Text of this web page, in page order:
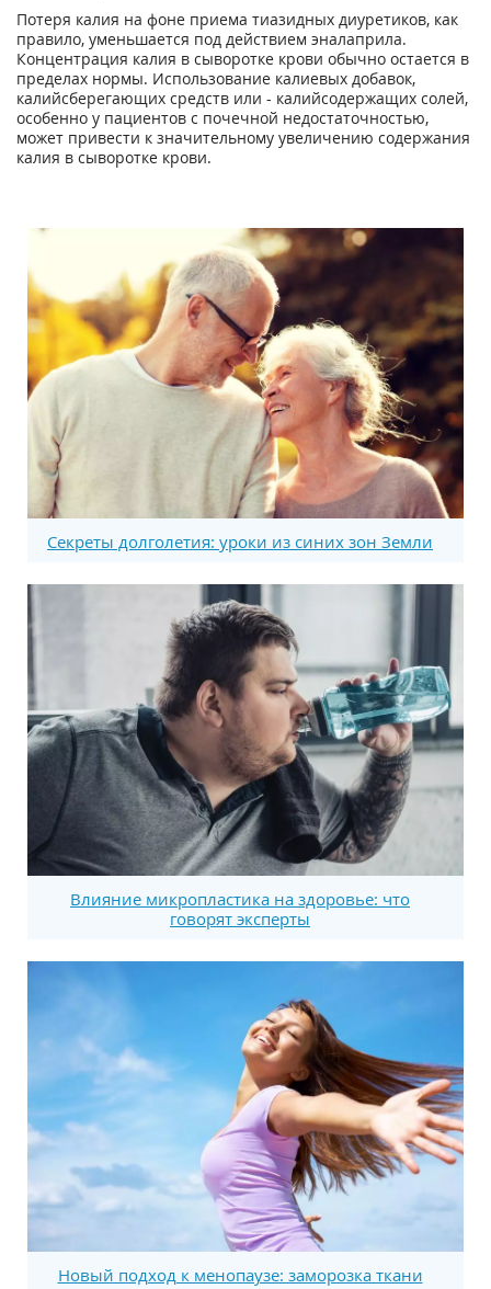
Потеря калия на фоне приема тиазидных диуретиков, как
правило, уменьшается под действием эналаприла.
Концентрация калия в сыворотке крови обычно остается в
пределах нормы. Использование калиевых добавок,
калийсберегающих средств или - калийсодержащих солей,
особенно у пациентов с почечной недостаточностью,
может привести к значительному увеличению содержания
калия в сыворотке крови.
Секреты долголетия: уроки из синих зон Земли
Влияние микропластика на здоровье: что
говорят эксперты
Новый подход к менопаузе: заморозка ткани